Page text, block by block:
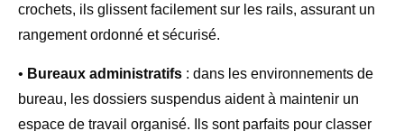
crochets, ils glissent facilement sur les rails, assurant un
rangement ordonné et sécurisé.
• Bureaux administratifs : dans les environnements de
bureau, les dossiers suspendus aident à maintenir un
espace de travail organisé. Ils sont parfaits pour classer